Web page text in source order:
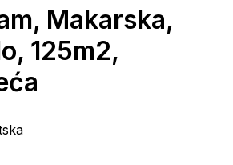
Makarska,
125m2,